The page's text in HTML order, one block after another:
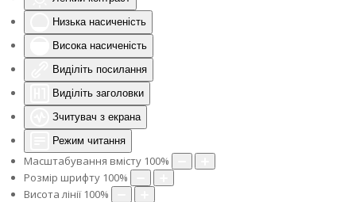
Низька насиченість
Висока насиченість
Виділіть посилання
Виділіть заголовки
Зчитувач з екрана
Режим читання
Масштабування вмісту 100%
Розмір шрифту 100%
Висота лінії 100%